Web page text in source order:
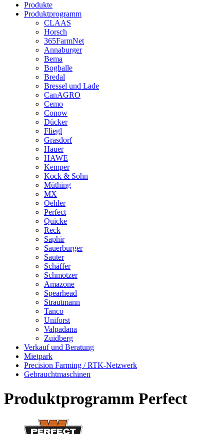
Produkte
Produktprogramm
CLAAS
Horsch
365FarmNet
Annaburger
Bema
Bogballe
Bredal
Bressel und Lade
CanAGRO
Cemo
Conow
Dücker
Fliegl
Grasdorf
Hauer
HAWE
Kemper
Kock & Sohn
Müthing
MX
Oehler
Perfect
Quicke
Reck
Saphir
Sauerburger
Sauter
Schäffer
Schmotzer
Amazone
Spearhead
Strautmann
Tanco
Uniforst
Valpadana
Zuidberg
Verkauf und Beratung
Mietpark
Precision Farming / RTK-Netzwerk
Gebrauchtmaschinen
Produktprogramm Perfect